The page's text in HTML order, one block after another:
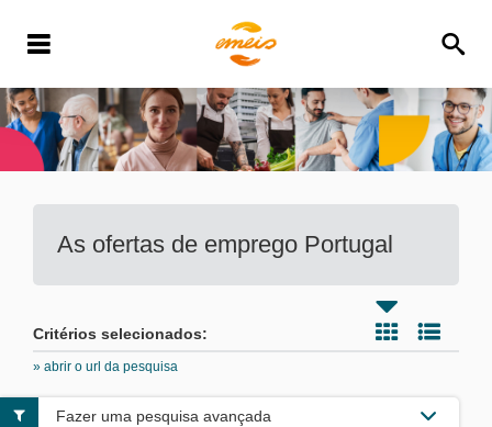
As ofertas de emprego Portugal
Critérios selecionados:
» abrir o url da pesquisa
Fazer uma pesquisa avançada